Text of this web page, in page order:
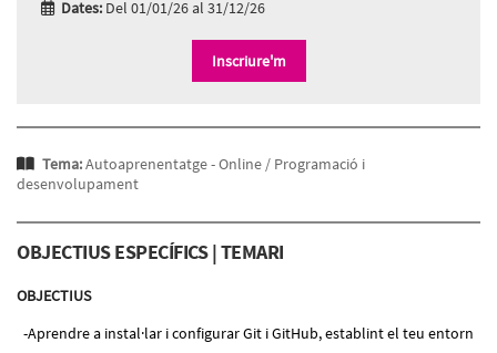
Dates: Del 01/01/26 al 31/12/26
Inscriure'm
Tema:Autoaprenentatge - Online / Programació i
desenvolupament
OBJECTIUS ESPECÍFICS | TEMARI
OBJECTIUS
Aprendre a instal·lar i configurar Git i GitHub, establint el teu entorn